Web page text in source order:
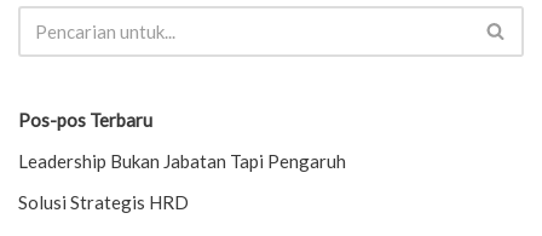
Pos-pos Terbaru
Leadership Bukan Jabatan Tapi Pengaruh
Solusi Strategis HRD